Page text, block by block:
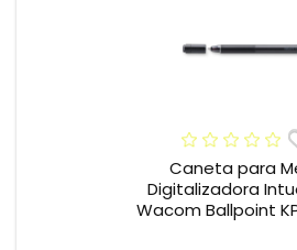
Caneta para
Digitalizadora
Wacom Ballpoint